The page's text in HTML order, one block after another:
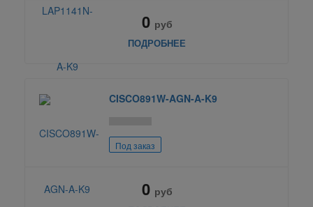
0 руб
ПОДРОБНЕЕ
CISCO891W-AGN-A-K9
Под заказ
0 руб